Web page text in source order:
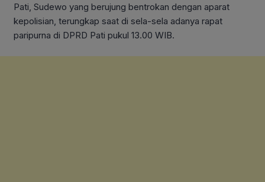
Pati, Sudewo yang berujung bentrokan dengan aparat
kepolisian, terungkap saat di sela-sela adanya rapat
paripurna di DPRD Pati pukul 13.00 WIB.